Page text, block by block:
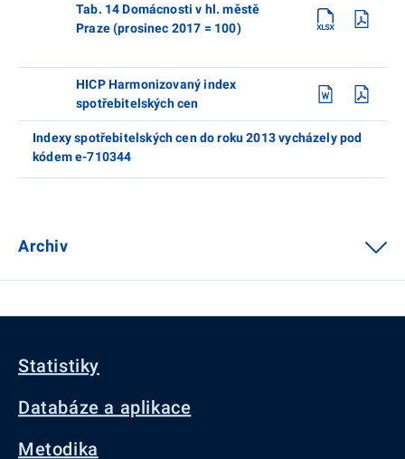
Tab. 14 Domácnosti v hl. městě
Praze (prosinec 2017 = 100)
HICP Harmonizovaný index
spotřebitelských cen
Indexy spotřebitelských cen do roku 2013 vycházely pod
kódem e-710344
Archiv
Statistiky
Databáze a aplikace
Metodika